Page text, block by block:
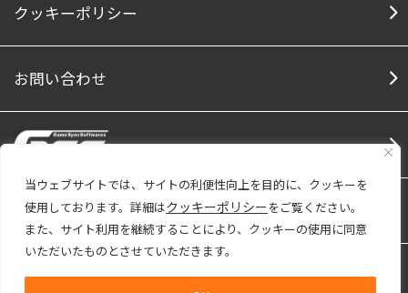
当ウェブサイトでは、サイトの利便性向上を目的に、クッキーを
使用しております。詳細はクッキーポリシーをご覧ください。
また、サイト利用を継続することにより、クッキーの使用に同意
いただいたものとさせていただきます。
クッキーポリシー
お問い合わせ
Social Media
Note FacebookTwitter